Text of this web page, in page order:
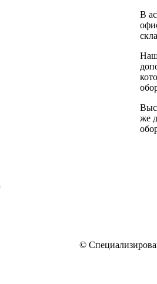
В
же
©